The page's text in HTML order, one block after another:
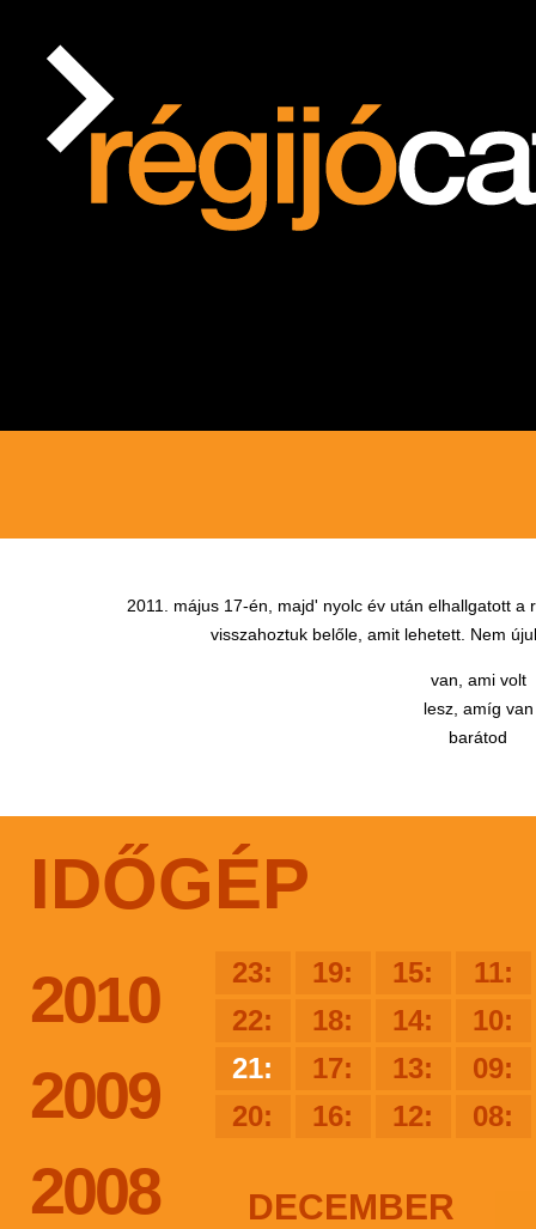
2011. május 17-én, majd' nyolc év után elhallgatott
visszahoztuk belőle, amit lehetett. Nem
van, ami volt
lesz, amíg van
barátod
IDŐGÉP
2010
2009
2008
23: 19: 15:
11:
22:
18: 14:
10:
21:
17: 13:
09:
20:
16: 12: 08:
DECEMBER